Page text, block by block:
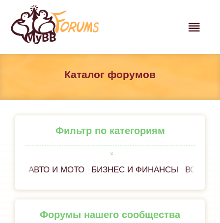
Каталог форумов
Фильтр по категориям
АВТО И МОТО БИЗНЕС И ФИНАНСЫ ВСЁ
Форумы нашего сообщества